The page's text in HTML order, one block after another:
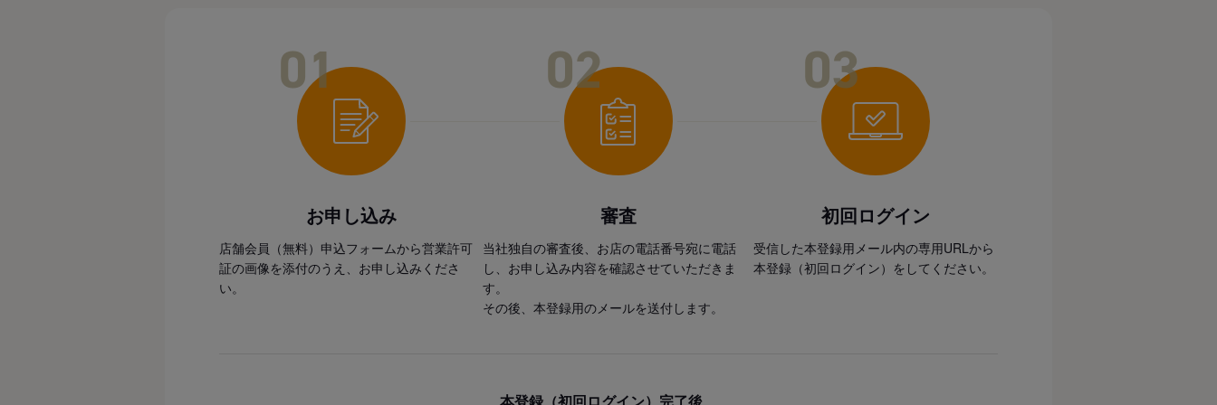
お申し込み
店舗会員（無料）申込フォームから営業許可
証の画像を添付のうえ、お申し込みくださ
い。
審査
当社独自の審査後、お店の電話番号宛に電話
し、お申し込み内容を確認させていただきま
す。
その後、本登録用のメールを送付します。
初回ログイン
受信した本登録用メール内の専用URLから
本登録（初回ログイン）をしてください。